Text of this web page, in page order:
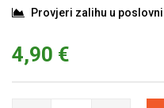
Provjeri zalihu u
4,90 €